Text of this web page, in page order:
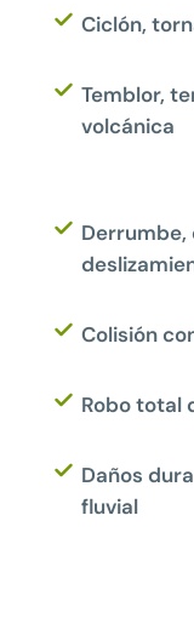
Ciclón,
Temblor,
volcánica
Derrumbe,
Colisión
Robo total
Daños
fluvial